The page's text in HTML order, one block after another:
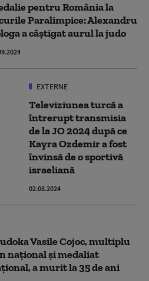
pentru România la
Paralimpice: Alexandru
a câştigat aurul la judo
EXTERNE
Televiziunea turcă a
întrerupt transmisia
de la JO 2024 după ce
Kayra Ozdemir a fost
învinsă de o sportivă
israeliană
02.08.2024
Vasile Cojoc, multiplu
naţional și medaliat
a murit la 35 de ani